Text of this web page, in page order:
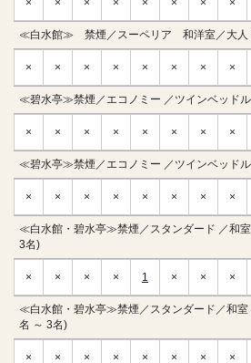
× × × × × × × ×
≪白水館≫ 禁煙／スーペリア 和洋室／大人
× × × × × × × ×
≪碧水亭≫禁煙／エコノミー ／ツインベッド
× × × × × × × ×
≪碧水亭≫禁煙／エコノミー ／ツインベッド
× × × × × × × ×
≪白水館・碧水亭≫禁煙／スタンダード ／和
3名)
× × × × 1 × × ×
≪白水館・碧水亭≫禁煙／スタンダード／和室
名 ～ 3名)
× × × × × × × ×